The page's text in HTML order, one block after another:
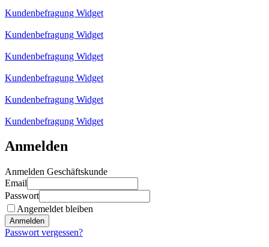
Kundenbefragung Widget
Kundenbefragung Widget
Kundenbefragung Widget
Kundenbefragung Widget
Kundenbefragung Widget
Kundenbefragung Widget
Anmelden
Anmelden Geschäftskunde
Email
Passwort
Angemeldet bleiben
Anmelden
Passwort vergessen?